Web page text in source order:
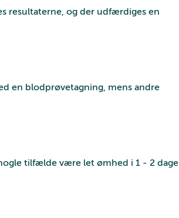
resultaterne, og der udfærdiges en
en blodprøvetagning, mens andre
tilfælde være let ømhed i 1 - 2 dage